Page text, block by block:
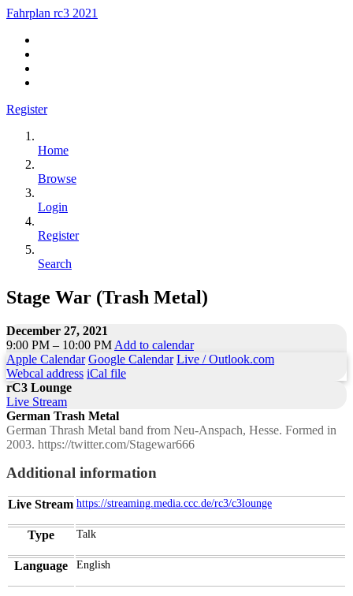
Fahrplan rc3 2021
Register
Home
Browse
Login
Register
Search
Stage War (Trash Metal)
December 27, 2021
9:00 PM – 10:00 PM Add to calendar
Apple Calendar Google Calendar Live / Outlook.com
Webcal address iCal file
rC3 Lounge
Live Stream
German Trash Metal
German Thrash Metal band from Neu-Anspach, Hesse. Formed in
2003. https://twitter.com/Stagewar666
Additional information
Live Stream https://streaming.media.ccc.de/rc3/c3lounge
Type Talk
Language English